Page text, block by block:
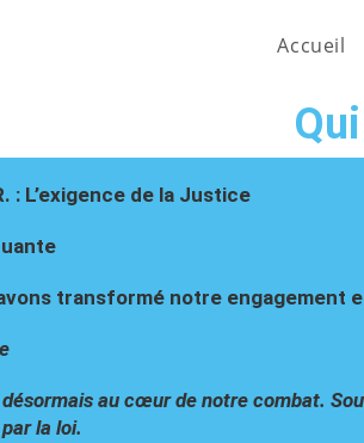
Accueil
: L’exigence de la Justice
transformé notre engagement
au cœur de notre combat.
la loi.